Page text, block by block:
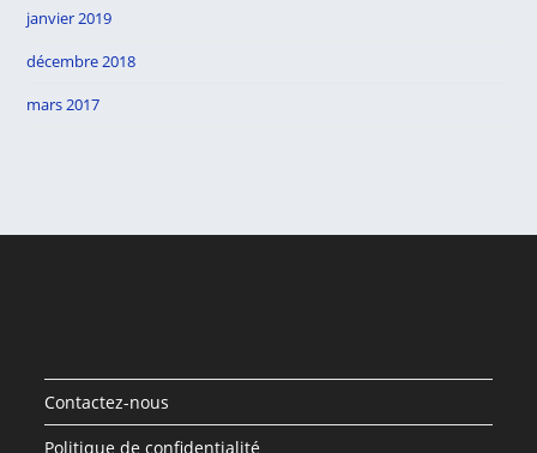
janvier 2019
décembre 2018
mars 2017
Contactez-nous
Politique de confidentialité